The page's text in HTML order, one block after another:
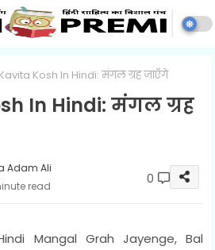
Kosh In Hindi: मंगल ग्रह जाएँगे
In Hindi: मंगल ग्रह
Adam Ali
read 0
Mangal Grah Jayenge, Bal